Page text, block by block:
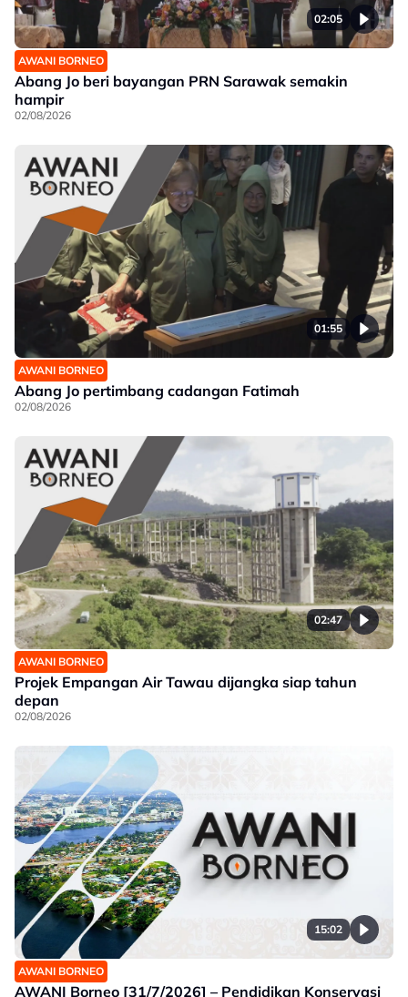
02:05
AWANI BORNEO
Abang Jo beri bayangan PRN Sarawak semakin
hampir
02/08/2026
01:55
AWANI BORNEO
Abang Jo pertimbang cadangan Fatimah
02/08/2026
02:47
AWANI BORNEO
Projek Empangan Air Tawau dijangka siap tahun
depan
02/08/2026
15:02
AWANI BORNEO
AWANI Borneo [31/7/2026] – Pendidikan Konservasi